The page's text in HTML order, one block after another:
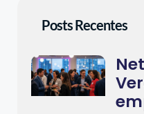
Posts Recentes